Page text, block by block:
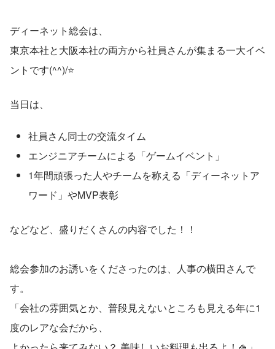
ディーネット総会は、
東京本社と大阪本社の両方から社員さんが集まる一大イベ
ントです(^^)/⭐
当日は、
社員さん同士の交流タイム
エンジニアチームによる「ゲームイベント」
1年間頑張った人やチームを称える「ディーネットア
ワード」やMVP表彰
などなど、盛りだくさんの内容でした！！
総会参加のお誘いをくださったのは、人事の横田さんで
す。
「会社の雰囲気とか、普段見えないところも見える年に1
度のレアな会だから、